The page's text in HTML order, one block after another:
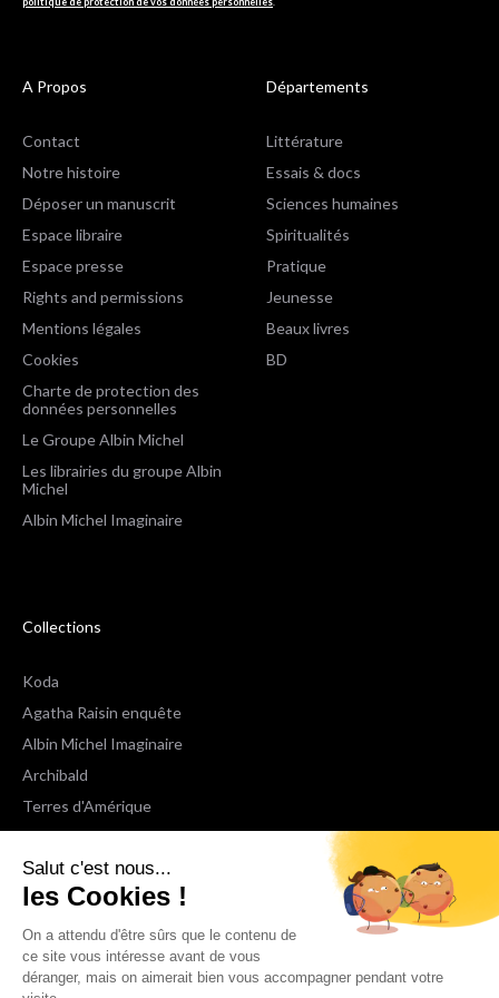
Salut c'est nous...
les Cookies !
On a attendu d'être sûrs que le contenu de
ce site vous intéresse avant de vous
déranger, mais on aimerait bien vous accompagner pendant votre
A Propos
Contact
Notre histoire
Déposer un manuscrit
Espace libraire
Espace presse
Rights and permissions
Mentions légales
Cookies
Charte de protection des
données personnelles
Le Groupe Albin Michel
Les librairies du groupe Albin
Michel
Albin Michel Imaginaire
Départements
Littérature
Essais & docs
Sciences humaines
Spiritualités
Pratique
Jeunesse
Beaux livres
BD
Collections
Koda
Agatha Raisin enquête
Albin Michel Imaginaire
Archibald
Terres d'Amérique
Espaces Libres Poche
NOX
Wiz
Voir toutes les collections
Nous suivre